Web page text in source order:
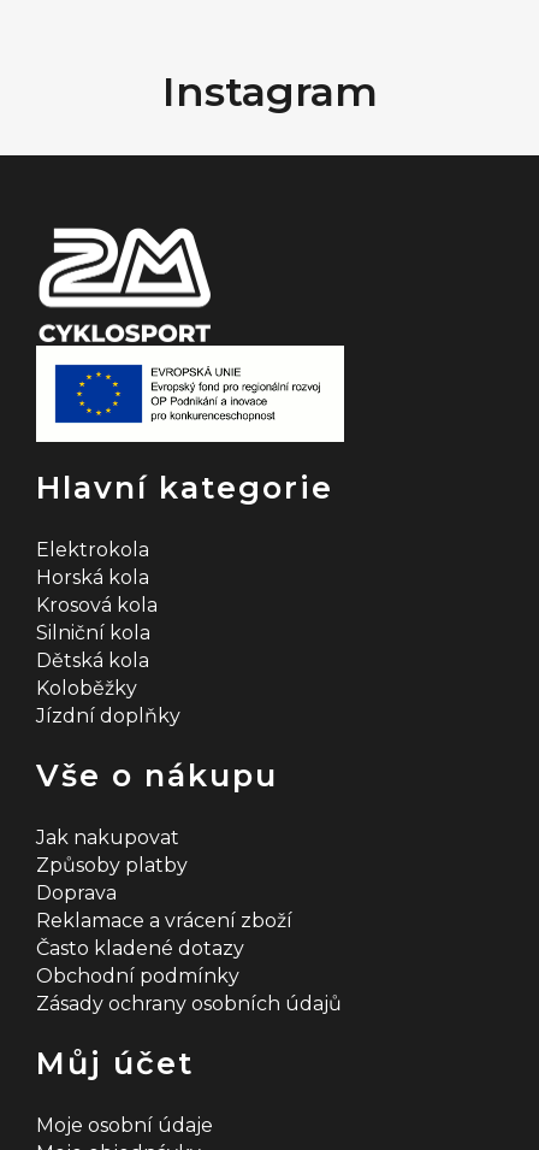
t
Instagram
Hlavní kategorie
Elektrokola
Horská kola
Krosová kola
Silniční kola
Dětská kola
Koloběžky
Jízdní doplňky
Vše o nákupu
Jak nakupovat
Způsoby platby
Doprava
Reklamace a vrácení zboží
Často kladené dotazy
Obchodní podmínky
Zásady ochrany osobních údajů
Můj účet
Moje osobní údaje